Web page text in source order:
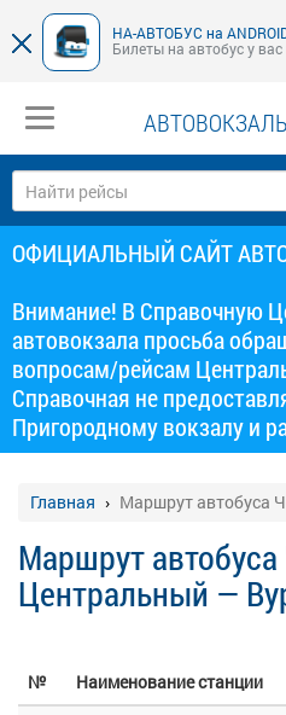
НА-АВТОБУС на
Билеты на автобус у
ОФИЦИАЛЬНЫЙ САЙТ
Внимание! В Справочную
автовокзала просьба
вопросам/рейсам
Справочная не
Пригородному вокзалу и
Главная Маршрут автобуса
Маршрут
Центральный —
№ Наименование станции